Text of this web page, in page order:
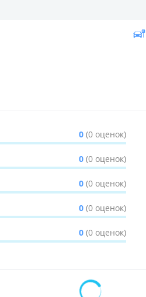
0 (0 оценок)
0 (0 оценок)
0 (0 оценок)
0 (0 оценок)
0 (0 оценок)